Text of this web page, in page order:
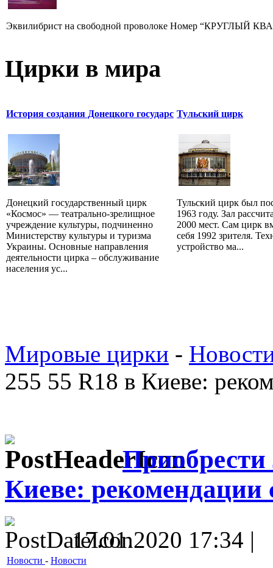
Эквилибрист на свободной проволоке Номер “КРУГЛЫЙ
Цирки в мира
История создания Донецкого государс
Донецкий государственный цирк
«Космос» — театрально-зрелищное
учреждение культуры, подчиненно
Министерству культуры и туризма
Украины. Основные направления
деятельности цирка – обслуживание
населения ус...
Тульский цирк
Тульский цирк был
1963 году. Зал
2000 мест. Сам цирк
себя 1992 зрителя.
устройство ма...
Мировые цирки -
255 55 R18 в Киеве:
Киеве: рекомендации
17.01.2020 17:34 |
Новости - Новости